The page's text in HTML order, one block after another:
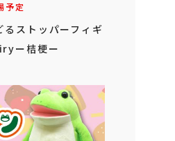
予定
ストッパーフィギ
ー桔梗ー